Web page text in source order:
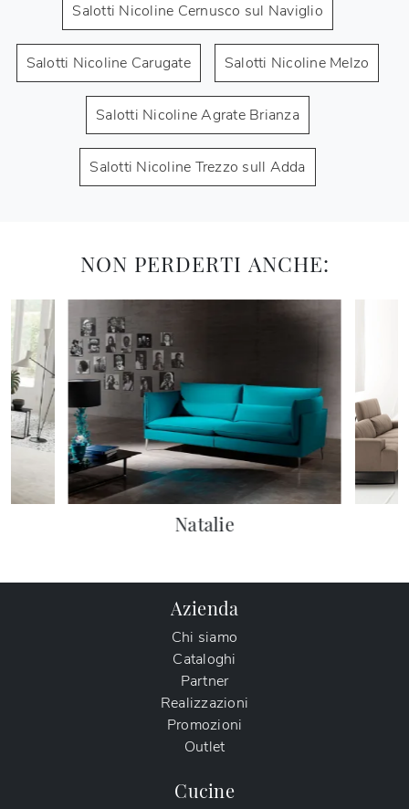
Salotti Nicoline Cernusco sul Naviglio
Salotti Nicoline Carugate Salotti Nicoline Melzo
Salotti Nicoline Agrate Brianza
Salotti Nicoline Trezzo sull Adda
NON PERDERTI ANCHE:
Natalie
Azienda
Chi siamo
Cataloghi
Partner
Realizzazioni
Promozioni
Outlet
Cucine